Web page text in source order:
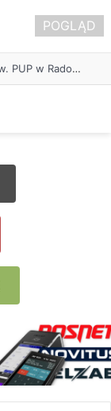
Około 90 tys. zł na szkolenia pracowników. PUP w Radomsku ogłasza nabór wniosków
POGLĄD